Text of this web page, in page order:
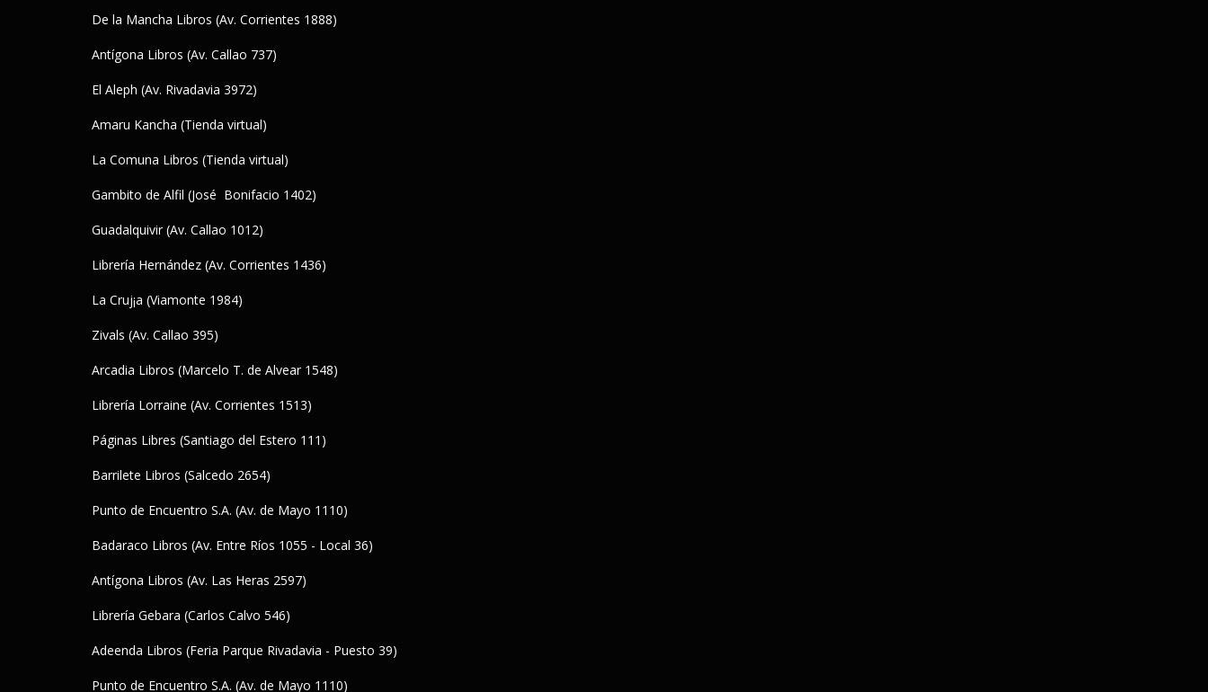
De la Mancha Libros (Av. Corrientes 1888)
Antígona Libros (Av. Callao 737)
El Aleph (Av. Rivadavia 3972)
Amaru Kancha (Tienda virtual)
La Comuna Libros (Tienda virtual)
Gambito de Alfil (José Bonifacio 1402)
Guadalquivir (Av. Callao 1012)
Librería Hernández (Av. Corrientes 1436)
La Cruj¡a (Viamonte 1984)
Zivals (Av. Callao 395)
Arcadia Libros (Marcelo T. de Alvear 1548)
Librería Lorraine (Av. Corrientes 1513)
Páginas Libres (Santiago del Estero 111)
Barrilete Libros (Salcedo 2654)
Punto de Encuentro S.A. (Av. de Mayo 1110)
Badaraco Libros (Av. Entre Ríos 1055 - Local 36)
Antígona Libros (Av. Las Heras 2597)
Librería Gebara (Carlos Calvo 546)
Adeenda Libros (Feria Parque Rivadavia - Puesto 39)
Punto de Encuentro S.A. (Av. de Mayo 1110)